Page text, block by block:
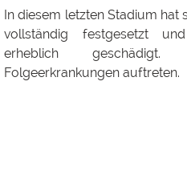
In diesem letzten Stadium hat
vollständig festgesetzt
erheblich
Folgeerkrankungen auftreten.